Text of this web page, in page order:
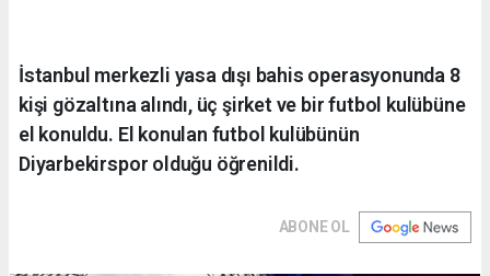
İstanbul merkezli yasa dışı bahis operasyonunda 8
kişi gözaltına alındı, üç şirket ve bir futbol kulübüne
el konuldu. El konulan futbol kulübünün
Diyarbekirspor olduğu öğrenildi.
ABONE OL